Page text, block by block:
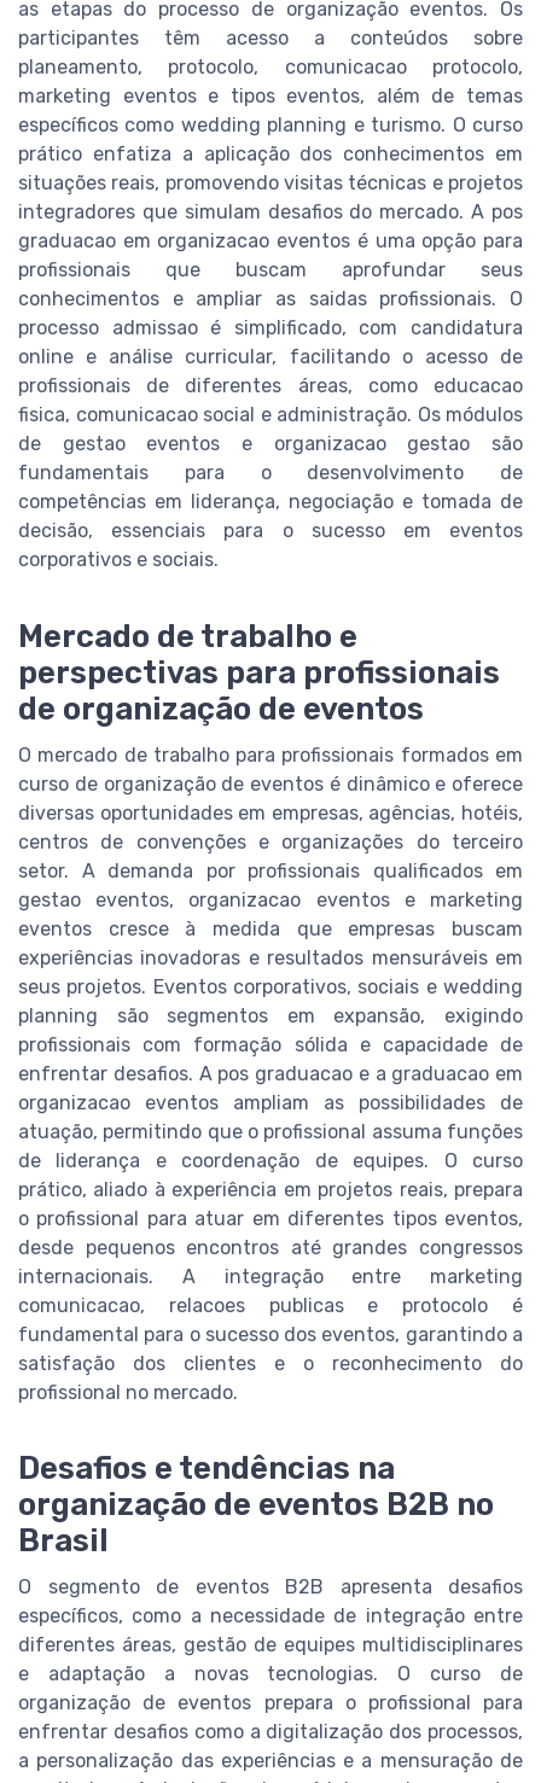
as etapas do processo de organização eventos. Os
participantes têm acesso a conteúdos sobre
planeamento, protocolo, comunicacao protocolo,
marketing eventos e tipos eventos, além de temas
específicos como wedding planning e turismo. O curso
prático enfatiza a aplicação dos conhecimentos em
situações reais, promovendo visitas técnicas e projetos
integradores que simulam desafios do mercado. A pos
graduacao em organizacao eventos é uma opção para
profissionais que buscam aprofundar seus
conhecimentos e ampliar as saidas profissionais. O
processo admissao é simplificado, com candidatura
online e análise curricular, facilitando o acesso de
profissionais de diferentes áreas, como educacao
fisica, comunicacao social e administração. Os módulos
de gestao eventos e organizacao gestao são
fundamentais para o desenvolvimento de
competências em liderança, negociação e tomada de
decisão, essenciais para o sucesso em eventos
corporativos e sociais.
Mercado de trabalho e
perspectivas para profissionais
de organização de eventos
O mercado de trabalho para profissionais formados em
curso de organização de eventos é dinâmico e oferece
diversas oportunidades em empresas, agências, hotéis,
centros de convenções e organizações do terceiro
setor. A demanda por profissionais qualificados em
gestao eventos, organizacao eventos e marketing
eventos cresce à medida que empresas buscam
experiências inovadoras e resultados mensuráveis em
seus projetos. Eventos corporativos, sociais e wedding
planning são segmentos em expansão, exigindo
profissionais com formação sólida e capacidade de
enfrentar desafios. A pos graduacao e a graduacao em
organizacao eventos ampliam as possibilidades de
atuação, permitindo que o profissional assuma funções
de liderança e coordenação de equipes. O curso
prático, aliado à experiência em projetos reais, prepara
o profissional para atuar em diferentes tipos eventos,
desde pequenos encontros até grandes congressos
internacionais. A integração entre marketing
comunicacao, relacoes publicas e protocolo é
fundamental para o sucesso dos eventos, garantindo a
satisfação dos clientes e o reconhecimento do
profissional no mercado.
Desafios e tendências na
organização de eventos B2B no
Brasil
O segmento de eventos B2B apresenta desafios
específicos, como a necessidade de integração entre
diferentes áreas, gestão de equipes multidisciplinares
e adaptação a novas tecnologias. O curso de
organização de eventos prepara o profissional para
enfrentar desafios como a digitalização dos processos,
a personalização das experiências e a mensuração de